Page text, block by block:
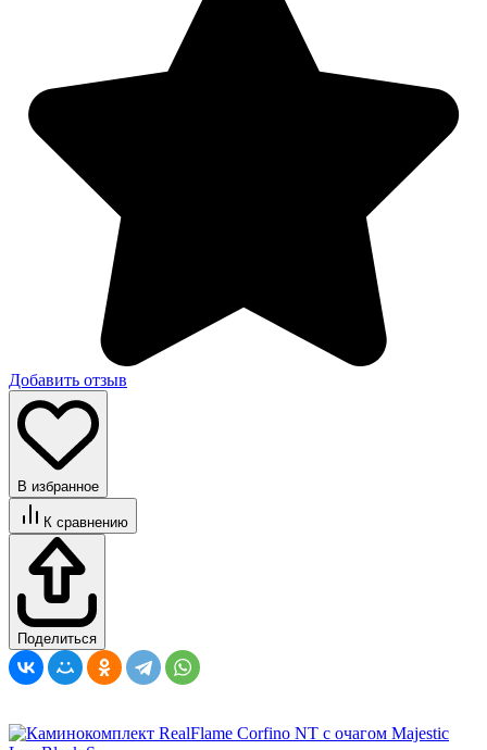
Добавить отзыв
В избранное
К сравнению
Поделиться